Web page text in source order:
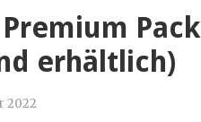
Premium
erhältlich)
2022